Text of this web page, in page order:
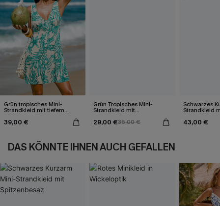
Grün tropisches Mini-
Strandkleid mit tiefem
39,00 €
Grün Tropisches Mini-
Strandkleid mit
29,00 €36,00 €
Schwarzes
Strandkleid
43,00 €
DAS KÖNNTE IHNEN AUCH GEFALLEN